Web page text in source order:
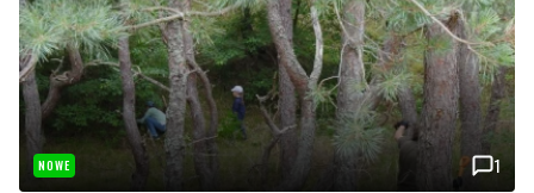
NOWE 1